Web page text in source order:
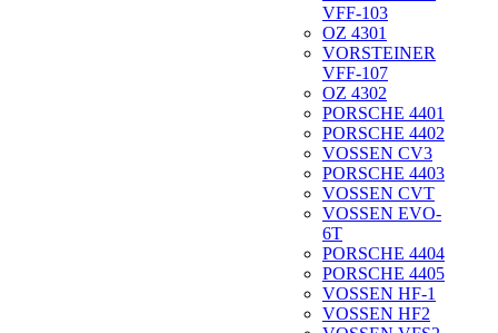
VFF-103
OZ 4301
VORSTEINER
VFF-107
OZ 4302
PORSCHE 4401
PORSCHE 4402
VOSSEN CV3
PORSCHE 4403
VOSSEN CVT
VOSSEN EVO-
6T
PORSCHE 4404
PORSCHE 4405
VOSSEN HF-1
VOSSEN HF2